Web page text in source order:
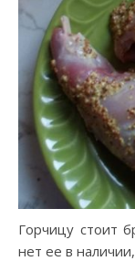
Горчицу стоит
нет ее в